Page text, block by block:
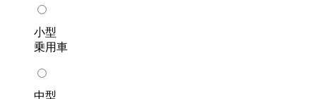
小型
乗用車
中型